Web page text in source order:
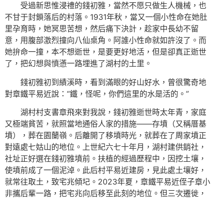
受過新思惟浸禮的錢初雅，當然不愿只做生人機械，也
不甘于封鎖落后的村落。1931年秋，當又一個小性命在她肚
里孕育時，她冥思苦想，然后痛下決計，趁家中長幼不留
意，用腹部激烈撞向八仙桌角。阿誰小性命就如許沒了。而
她拚命一撞，本不想逝世，是要更好地活，但是卻真正逝世
了，把幻想與憤懣一路埋進了湖村的土里。
錢初雅初到績溪時，看到滿眼的好山好水，曾很驚奇地
對章鐵平易近說：“鐵，怪呢，你們這里的水是活的。”
湖村村支書章飛來對我說，錢初雅逝世時太年青，家庭
又極端貧苦，就照當地通俗人家的措施——存墳（又稱厝基
墳），葬在園蘭嶺。后離開了移墳時光，就葬在了周家墳正
對遠處七姑山的地位。上世紀六七十年月，湖村建供銷社，
社址正好選在錢初雅墳前。扶植的經過歷程中，因挖土壤，
使墳前成了一個泥淖。此后村平易近建房，見此處土壤好，
就常往取土，致宅兆傾圮。2023年夏，章鐵平易近侄子章小
非攜后輩一路，把宅兆向后移至此刻的地位。但三次遷徙，